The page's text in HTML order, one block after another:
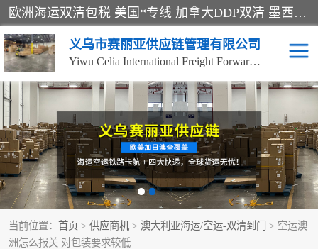
欧洲海运双清包税 美国*专线 加拿大DDP双清 墨西哥跨境空运 澳大利亚专线物流 跨境电商物流服务 国际快递到门服务 海运*渠道 一站式跨境物流解决方案 TikTok/SHEIN专线 电商平台FBA头程运输 国际铁路运输欧洲 UPS/DDHL/联邦快递跨境 美国双清到门物流 跨境*运输
义乌市赛丽亚供应链管理有限公司
Yiwu Celia International Freight Forwarding Co., Ltd
当前位置： 首页 > 供应商机 > 澳大利亚海运/空运-双清到门
> 空运澳
洲怎么报关 对包装要求较低
美森快船 欧洲卡航
加拿大海运/空运-双清到
门
澳大利亚海运/空运-双清
到门
墨西哥海运/空运-双清到
门